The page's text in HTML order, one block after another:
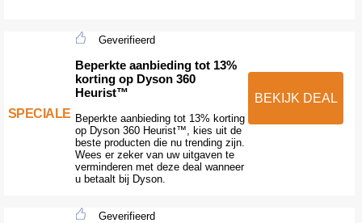
SPECIALE
Geverifieerd
Beperkte aanbieding tot 13%
korting op Dyson 360
Heurist™
Beperkte aanbieding tot 13% korting
op Dyson 360 Heurist™, kies uit de
beste producten die nu trending zijn.
Wees er zeker van uw uitgaven te
verminderen met deze deal wanneer
u betaalt bij Dyson.
BEKIJK DEAL
Geverifieerd